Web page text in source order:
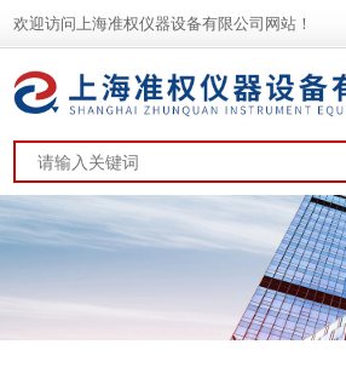
欢迎访问上海准权仪器设备有限公司网站！